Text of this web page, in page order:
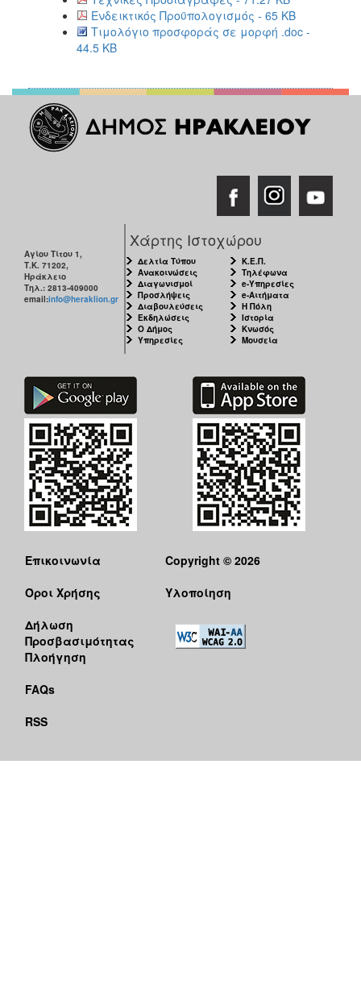
Ενδεικτικός Προϋπολογισμός - 65 KB
Τιμολόγιο προσφοράς σε μορφή .doc -
44.5 KB
Αγίου Τίτου 1,
Τ.Κ. 71202,
Ηράκλειο
Τηλ.: 2813-409000
email:info@heraklion.gr
Χάρτης Ιστοχώρου
Δελτία Τύπου
Ανακοινώσεις
Διαγωνισμοί
Προσλήψεις
Διαβουλεύσεις
Εκδηλώσεις
Ο Δήμος
Υπηρεσίες
Κ.Ε.Π.
Τηλέφωνα
e-Υπηρεσίες
e-Αιτήματα
Η Πόλη
Ιστορία
Κνωσός
Μουσεία
Επικοινωνία
Όροι Χρήσης
Δήλωση
Προσβασιμότητας
Πλοήγηση
FAQs
RSS
Copyright © 2026
Υλοποίηση